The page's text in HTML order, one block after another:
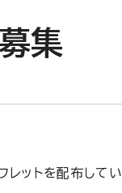
集
ットを配布して